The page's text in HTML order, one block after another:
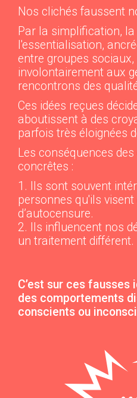
Nos clichés faussent
Par la simplification,
l'essentialisation,
entre groupes
involontairement aux
rencontrons des
Ces idées reçues
aboutissent à des
parfois très éloignées
Les conséquences
concrêtes :
Ils sont souvent
personnes qu'ils
d’autocensure.
Ils influencent nos
un traitement différent.
C’est sur ces fausses
des comportements
conscients ou